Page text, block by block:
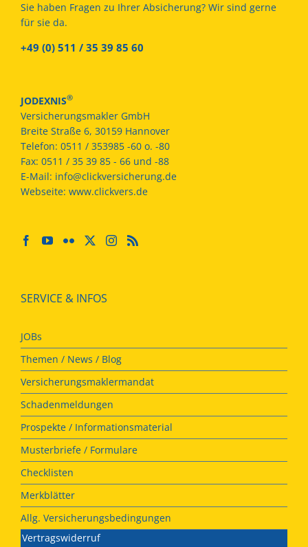
Sie haben Fragen zu Ihrer Absicherung? Wir sind gerne
für sie da.
+49 (0) 511 / 35 39 85 60
JODEXNIS®
Versicherungsmakler GmbH
Breite Straße 6, 30159 Hannover
Telefon: 0511 / 353985 -60 o. -80
Fax: 0511 / 35 39 85 - 66 und -88
E-Mail: info@clickversicherung.de
Webseite: www.clickvers.de
SERVICE & INFOS
JOBs
Themen / News / Blog
Versicherungsmaklermandat
Schadenmeldungen
Prospekte / Informationsmaterial
Musterbriefe / Formulare
Checklisten
Merkblätter
Allg. Versicherungsbedingungen
Vertragswiderruf